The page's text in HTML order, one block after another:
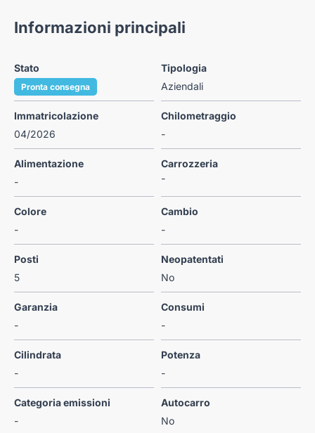
Informazioni principali
Stato
Pronta consegna
Tipologia
Aziendali
Immatricolazione
04/2026
Chilometraggio
-
Alimentazione
-
Carrozzeria
-
Colore
-
Cambio
-
Posti
5
Neopatentati
No
Garanzia
-
Consumi
-
Cilindrata
-
Potenza
-
Categoria emissioni
-
Autocarro
No